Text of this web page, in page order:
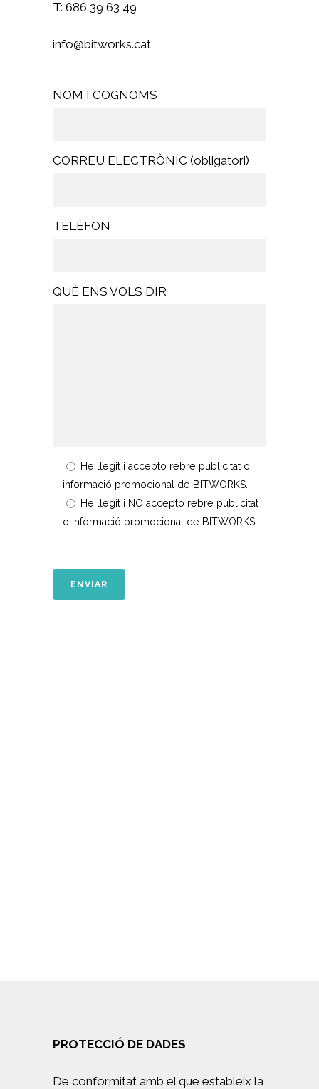
T: 686 39 63 49
info@bitworks.cat
NOM I COGNOMS
CORREU ELECTRÒNIC (obligatori)
TELÈFON
QUÈ ENS VOLS DIR
He llegit i accepto rebre publicitat o
informació promocional de BITWORKS.
He llegit i NO accepto rebre publicitat
o informació promocional de BITWORKS.
PROTECCIÓ DE DADES
De conformitat amb el que estableix la